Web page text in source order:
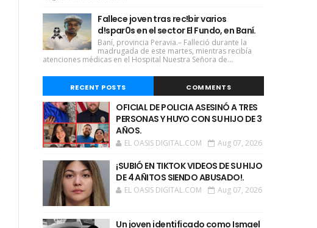
Fallece joven tras rec!bir varios
d!spar0s en el sector El Fundo, en Baní.
Baní, provincia Peravia.– Falleció durante la
madrugada de este martes, mientras recibía
atenciones médicas en el Hospital Nuestra Señora de...
RECENT POSTS COMMENTS
OFICIAL DE POLICIA ASESINÓ A TRES
PERSONAS Y HUYO CON SU HIJO DE 3
AÑOS.
EL OASIS DIGITAL.COM Aug 07, 2026
¡SUBIÓ EN TIKTOK VIDEOS DE SU HIJO
DE 4 AÑITOS SIENDO ABUSADO!.
EL OASIS DIGITAL.COM Aug 07, 2026
Un joven identificado como Ismael